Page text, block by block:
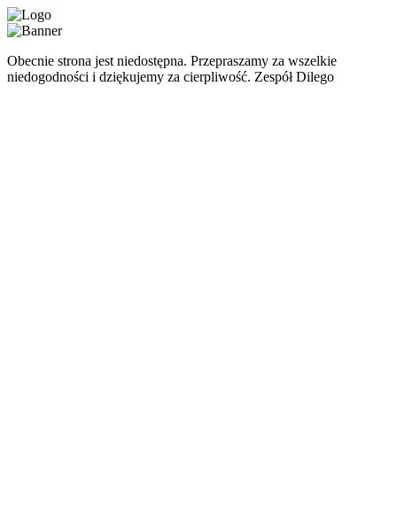
Obecnie strona jest niedostępna. Przepraszamy za wszelkie
niedogodności i dziękujemy za cierpliwość. Zespół Dilego